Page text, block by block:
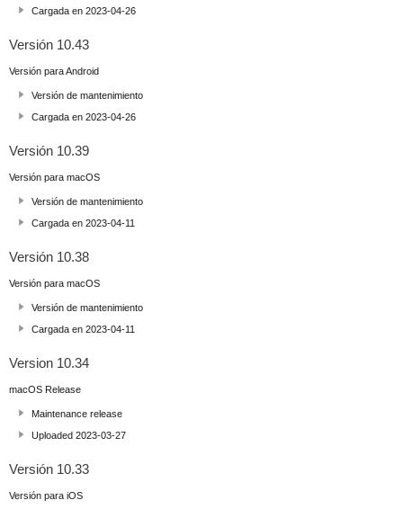
Cargada en 2023-04-26
Versión 10.43
Versión para Android
Versión de mantenimiento
Cargada en 2023-04-26
Versión 10.39
Versión para macOS
Versión de mantenimiento
Cargada en 2023-04-11
Versión 10.38
Versión para macOS
Versión de mantenimiento
Cargada en 2023-04-11
Version 10.34
macOS Release
Maintenance release
Uploaded 2023-03-27
Versión 10.33
Versión para iOS